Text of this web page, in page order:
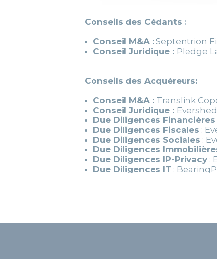
Conseils des Cédants :
Conseil M&A : Septentrion
Conseil Juridique : Pledge
Conseils des Acquéreurs:
Conseil M&A : Translink
Conseil Juridique :
Due Diligences Financières
Due Diligences Fiscales :
Due Diligences Sociales :
Due Diligences
Due Diligences IP-Privacy :
Due Diligences IT :